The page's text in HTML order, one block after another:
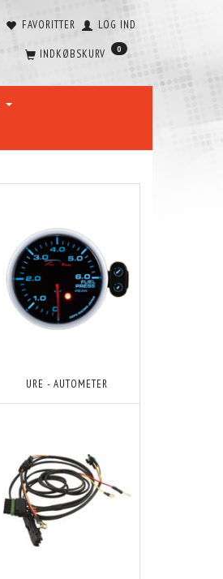
FAVORITTER LOG IND
INDKØBSKURV 0
URE - AUTOMETER